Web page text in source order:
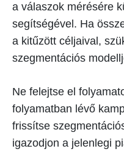
a válaszok mérésére
segítségével. Ha
a kitűzött céljaival,
szegmentációs
Ne felejtse el
folyamatban lévő
frissítse
igazodjon a jelenlegi